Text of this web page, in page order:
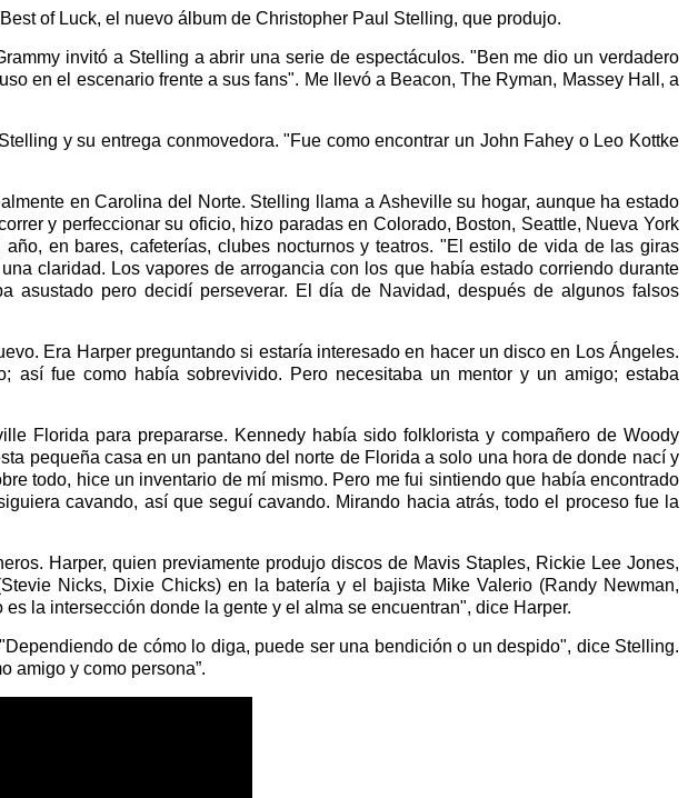
of Luck, el nuevo álbum de Christopher Paul Stelling, que produjo.
invitó a Stelling a abrir una serie de espectáculos. "Ben me dio un verdadero
en el escenario frente a sus fans". Me llevó a Beacon, The Ryman, Massey Hall, a
y su entrega conmovedora. "Fue como encontrar un John Fahey o Leo Kottke
en Carolina del Norte. Stelling llama a Asheville su hogar, aunque ha estado
y perfeccionar su oficio, hizo paradas en Colorado, Boston, Seattle, Nueva York
en bares, cafeterías, clubes nocturnos y teatros. "El estilo de vida de las giras
claridad. Los vapores de arrogancia con los que había estado corriendo durante
pero decidí perseverar. El día de Navidad, después de algunos falsos
Era Harper preguntando si estaría interesado en hacer un disco en Los Ángeles.
así fue como había sobrevivido. Pero necesitaba un mentor y un amigo; estaba
Florida para prepararse. Kennedy había sido folklorista y compañero de Woody
pequeña casa en un pantano del norte de Florida a solo una hora de donde nací y
todo, hice un inventario de mí mismo. Pero me fui sintiendo que había encontrado
cavando, así que seguí cavando. Mirando hacia atrás, todo el proceso fue la
Harper, quien previamente produjo discos de Mavis Staples, Rickie Lee Jones,
Nicks, Dixie Chicks) en la batería y el bajista Mike Valerio (Randy Newman,
la intersección donde la gente y el alma se encuentran", dice Harper.
de cómo lo diga, puede ser una bendición o un despido", dice Stelling.
amigo y como persona”.